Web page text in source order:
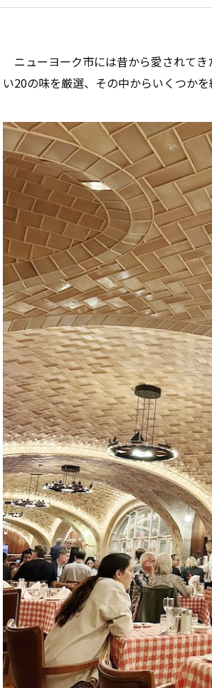
ニューヨーク市には昔から愛されてき
い20の味を厳選、その中からいくつかを